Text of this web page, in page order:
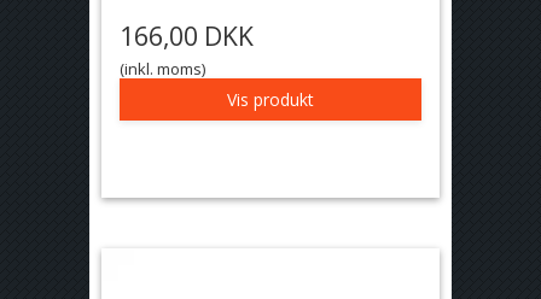
166,00 DKK
(inkl. moms)
Vis produkt